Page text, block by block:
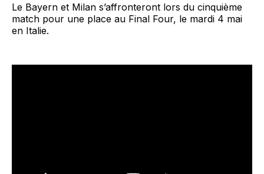
Le Bayern et Milan s’affronteront lors du cinquième
match pour une place au Final Four, le mardi 4 mai
en Italie.